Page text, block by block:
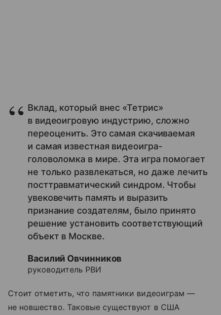
Вклад, который внес «Тетрис»
в видеоигровую индустрию, сложно
переоценить. Это самая скачиваемая
и самая известная видеоигра-
головоломка в мире. Эта игра помогает
не только развлекаться, но даже лечить
посттравматический синдром. Чтобы
увековечить память и выразить
признание создателям, было принято
решение установить соответствующий
объект в Москве.
Василий Овчинников
руководитель РВИ
Стоит отметить, что памятники видеоиграм —
не новшество. Таковые существуют в США